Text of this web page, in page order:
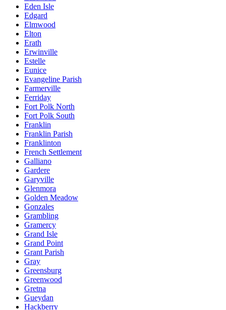
Eden Isle
Edgard
Elmwood
Elton
Erath
Erwinville
Estelle
Eunice
Evangeline Parish
Farmerville
Ferriday
Fort Polk North
Fort Polk South
Franklin
Franklin Parish
Franklinton
French Settlement
Galliano
Gardere
Garyville
Glenmora
Golden Meadow
Gonzales
Grambling
Gramercy
Grand Isle
Grand Point
Grant Parish
Gray
Greensburg
Greenwood
Gretna
Gueydan
Hackberry